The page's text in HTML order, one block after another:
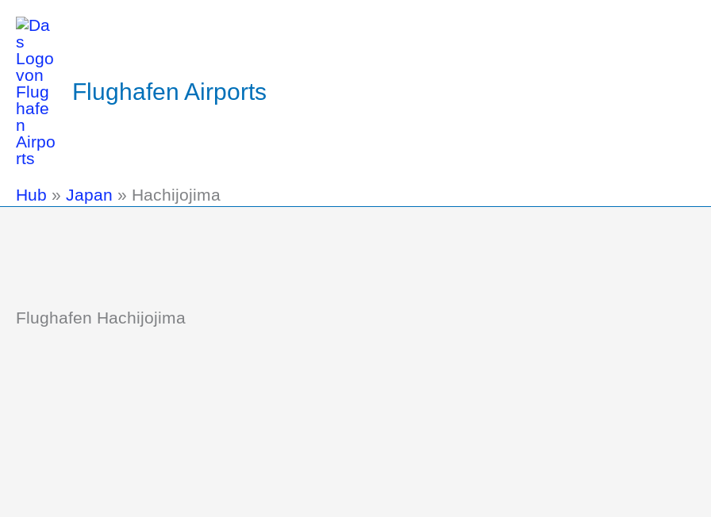
Flughafen Airports
Hub » Japan » Hachijojima
Flughafen Hachijojima